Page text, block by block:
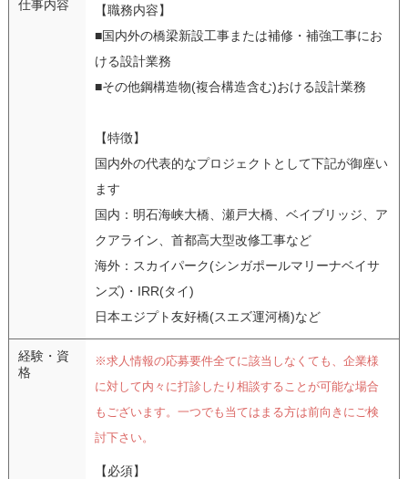
仕事内容
【職務内容】
■国内外の橋梁新設工事または補修・補強工事にお
ける設計業務
■その他鋼構造物(複合構造含む)おける設計業務
【特徴】
国内外の代表的なプロジェクトとして下記が御座い
ます
国内：明石海峡大橋、瀬戸大橋、ベイブリッジ、ア
クアライン、首都高大型改修工事など
海外：スカイパーク(シンガポールマリーナベイサ
ンズ)・IRR(タイ)
日本エジプト友好橋(スエズ運河橋)など
経験・資
格
※求人情報の応募要件全てに該当しなくても、企業様
に対して内々に打診したり相談することが可能な場合
もございます。一つでも当てはまる方は前向きにご検
討下さい。
【必須】